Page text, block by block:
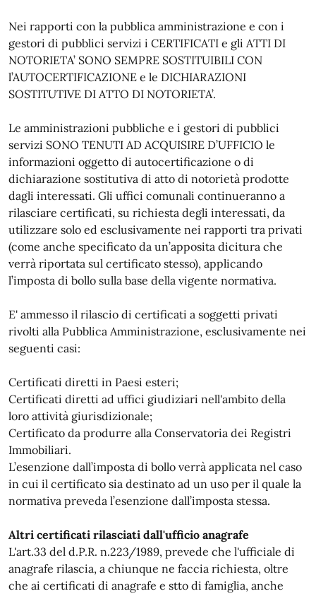
Nei rapporti con la pubblica amministrazione e con i
gestori di pubblici servizi i CERTIFICATI e gli ATTI DI
NOTORIETA’ SONO SEMPRE SOSTITUIBILI CON
l’AUTOCERTIFICAZIONE e le DICHIARAZIONI
SOSTITUTIVE DI ATTO DI NOTORIETA’.
Le amministrazioni pubbliche e i gestori di pubblici
servizi SONO TENUTI AD ACQUISIRE D’UFFICIO le
informazioni oggetto di autocertificazione o di
dichiarazione sostitutiva di atto di notorietà prodotte
dagli interessati. Gli uffici comunali continueranno a
rilasciare certificati, su richiesta degli interessati, da
utilizzare solo ed esclusivamente nei rapporti tra privati
(come anche specificato da un’apposita dicitura che
verrà riportata sul certificato stesso), applicando
l’imposta di bollo sulla base della vigente normativa.
E' ammesso il rilascio di certificati a soggetti privati
rivolti alla Pubblica Amministrazione, esclusivamente nei
seguenti casi:
Certificati diretti in Paesi esteri;
Certificati diretti ad uffici giudiziari nell'ambito della
loro attività giurisdizionale;
Certificato da produrre alla Conservatoria dei Registri
Immobiliari.
L’esenzione dall’imposta di bollo verrà applicata nel caso
in cui il certificato sia destinato ad un uso per il quale la
normativa preveda l’esenzione dall’imposta stessa.
Altri certificati rilasciati dall'ufficio anagrafe
L'art.33 del d.P.R. n.223/1989, prevede che l'ufficiale di
anagrafe rilascia, a chiunque ne faccia richiesta, oltre
che ai certificati di anagrafe e stto di famiglia, anche